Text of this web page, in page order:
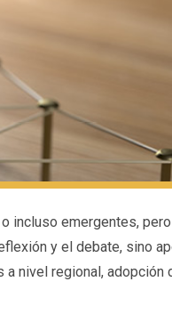
incluso emergentes,
y el debate, sino
nivel regional, adopción